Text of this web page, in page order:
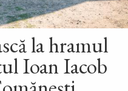
la hramul
Ioan Iacob